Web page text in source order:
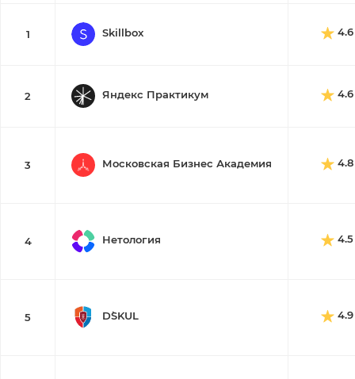
1 Skillbox 4.6
2 Яндекс Практикум 4.6
3 Московская Бизнес Академия 4.8
4 Нетология 4.5
5 D`SKUL 4.9